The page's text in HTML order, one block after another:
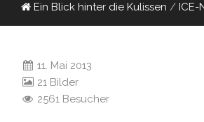
Ein Blick hinter die Kulissen / ICE-
11. Mai 2013
21 Bilder
2561 Besucher